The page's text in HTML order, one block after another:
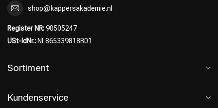
shop@kappersakademie.nl
Register NR:90505247
USt-IdNr.: NL865339818B01
Sortiment
Kundenservice